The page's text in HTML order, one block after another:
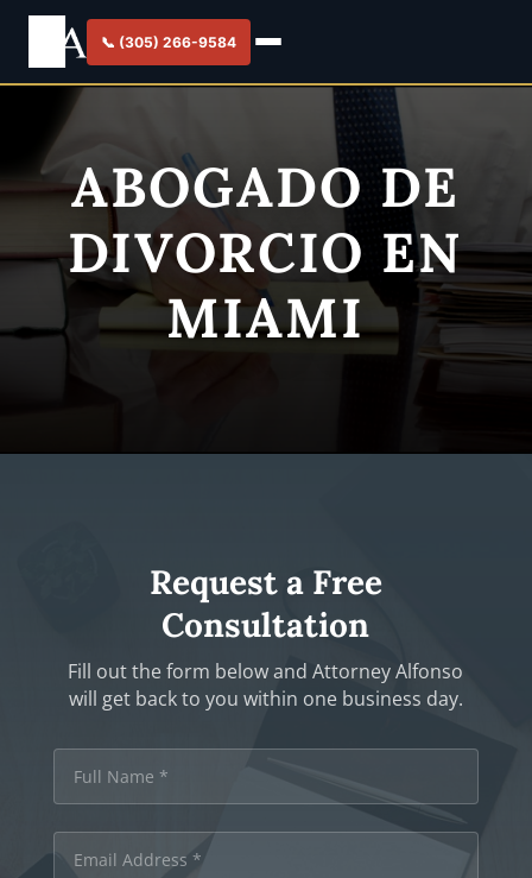
📞 (305) 266-9584
ABOGADO DE
DIVORCIO EN
MIAMI
Request a Free
Consultation
Fill out the form below and Attorney Alfonso
will get back to you within one business day.